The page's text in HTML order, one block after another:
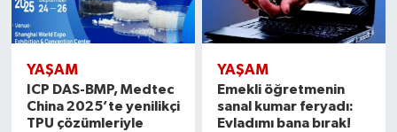
YAŞAM
ICP DAS-BMP, Medtec
China 2025’te yenilikçi
TPU çözümleriyle
YAŞAM
Emekli öğretmenin
sanal kumar feryadı:
Evladımı bana bırak!